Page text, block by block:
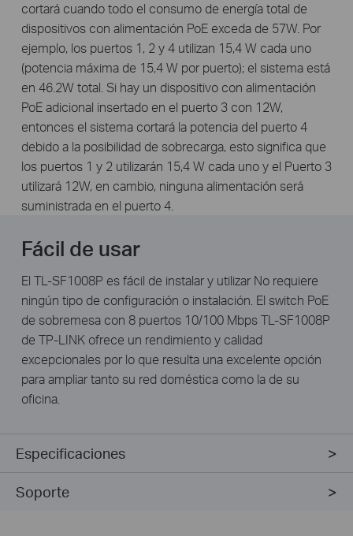
cortará cuando todo el consumo de energía total de
dispositivos con alimentación PoE exceda de 57W. Por
ejemplo, los puertos 1, 2 y 4 utilizan 15,4 W cada uno
(potencia máxima de 15,4 W por puerto); el sistema está
en 46.2W total. Si hay un dispositivo con alimentación
PoE adicional insertado en el puerto 3 con 12W,
entonces el sistema cortará la potencia del puerto 4
debido a la posibilidad de sobrecarga, esto significa que
los puertos 1 y 2 utilizarán 15,4 W cada uno y el Puerto 3
utilizará 12W, en cambio, ninguna alimentación será
suministrada en el puerto 4.
Fácil de usar
El TL-SF1008P es fácil de instalar y utilizar No requiere
ningún tipo de configuración o instalación. El switch PoE
de sobremesa con 8 puertos 10/100 Mbps TL-SF1008P
de TP-LINK ofrece un rendimiento y calidad
excepcionales por lo que resulta una excelente opción
para ampliar tanto su red doméstica como la de su
oficina.
Especificaciones
Soporte